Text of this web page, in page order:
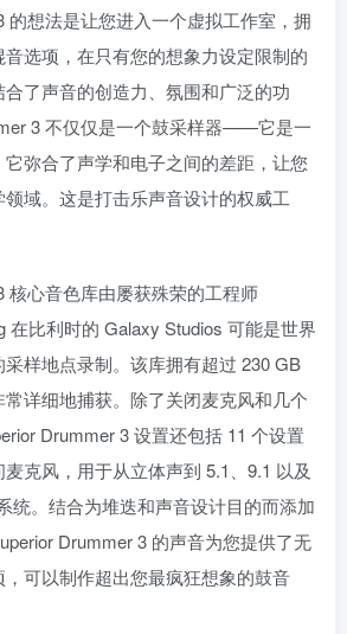
的想法是让您进入一个虚拟工作室，拥
选项，在只有您的想象力设定限制的
了声音的创造力、氛围和广泛的功
3 不仅仅是一个鼓采样器——它是一
弥合了声学和电子之间的差距，让您
域。这是打击乐声音设计的权威工
核心音色库由屡获殊荣的工程师
在比利时的 Galaxy Studios 可能是世界
样地点录制。该库拥有超过 230 GB
详细地捕获。除了关闭麦克风和几个
Drummer 3 设置还包括 11 个设置
克风，用于从立体声到 5.1、9.1 以及
统。结合为堆迭和声音设计目的而添加
Drummer 3 的声音为您提供了无
可以制作超出您最疯狂想象的鼓音